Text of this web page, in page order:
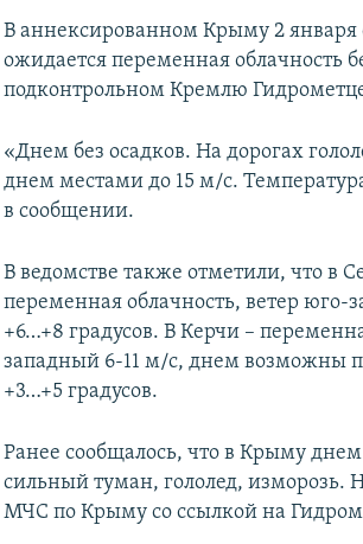
В аннексированном Крыму 2
ожидается переменная облачность
подконтрольном Кремлю
«Днем без осадков. На дорогах
днем местами до 15 м/с.
в сообщении.
В ведомстве также отметили, что в
переменная облачность, ветер
+6…+8 градусов. В Керчи –
западный 6-11 м/с, днем возможны
+3…+5 градусов.
Ранее сообщалось, что в Крыму
сильный туман, гололед, изморозь.
МЧС по Крыму со ссылкой на